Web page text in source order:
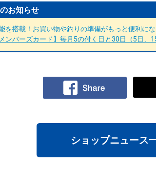
お知らせ
を搭載！お買い物や釣りの準備がもっと便利にな
ンバーズカード】毎月5の付く日と30日（5日、
ショップニュース